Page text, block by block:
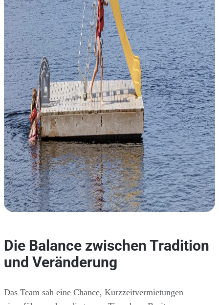
Die Balance zwischen Tradition
und Veränderung
Das Team sah eine Chance, Kurzzeitvermietungen